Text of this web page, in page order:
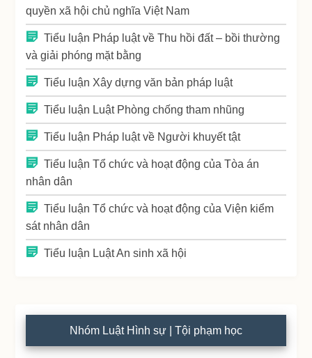
quyền xã hội chủ nghĩa Việt Nam
Tiểu luận Pháp luật về Thu hồi đất – bồi thường
và giải phóng mặt bằng
Tiểu luận Xây dựng văn bản pháp luật
Tiểu luận Luật Phòng chống tham nhũng
Tiểu luận Pháp luật về Người khuyết tật
Tiểu luận Tổ chức và hoạt động của Tòa án
nhân dân
Tiểu luận Tổ chức và hoạt động của Viện kiểm
sát nhân dân
Tiểu luận Luật An sinh xã hội
Nhóm Luật Hình sự | Tội phạm học